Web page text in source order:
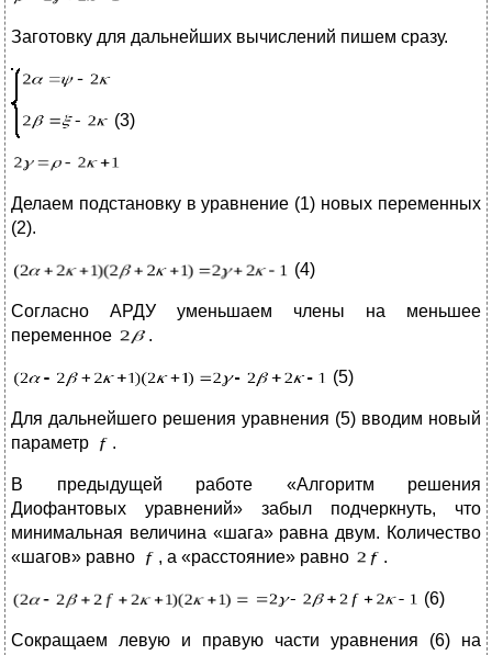
Заготовку для дальнейших вычислений пишем сразу.
(3)
Делаем подстановку в уравнение (1) новых переменных
(2).
(4)
Согласно АРДУ уменьшаем члены на меньшее
переменное
.
(5)
Для дальнейшего решения уравнения (5) вводим новый
параметр
.
В предыдущей работе «Алгоритм решения
Диофантовых уравнений» забыл подчеркнуть, что
минимальная величина «шага» равна двум. Количество
«шагов» равно
, а «расстояние» равно .
(6)
Сокращаем левую и правую части уравнения (6) на